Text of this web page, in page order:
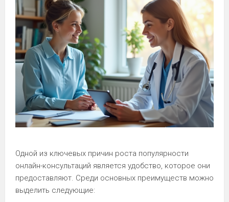
Одной из ключевых причин роста популярности
онлайн-консультаций является удобство, которое они
предоставляют. Среди основных преимуществ можно
выделить следующие: